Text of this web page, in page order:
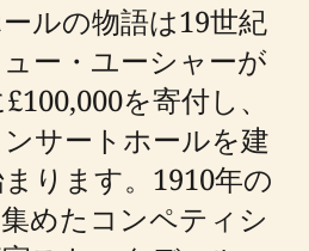
ルの物語は19世紀
ー・ユーシャーが
を寄付し、
サートホールを建
ります。1910年の
めたコンペティシ